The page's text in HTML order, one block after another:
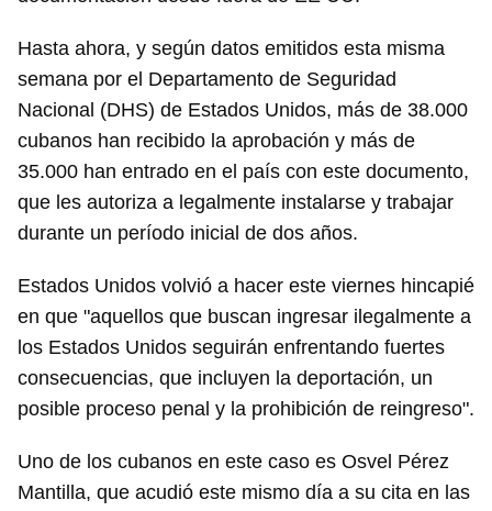
Hasta ahora, y según datos emitidos esta misma
semana por el Departamento de Seguridad
Nacional (DHS) de Estados Unidos, más de 38.000
cubanos han recibido la aprobación y más de
35.000 han entrado en el país con este documento,
que les autoriza a legalmente instalarse y trabajar
durante un período inicial de dos años.
Estados Unidos volvió a hacer este viernes hincapié
en que "aquellos que buscan ingresar ilegalmente a
los Estados Unidos seguirán enfrentando fuertes
consecuencias, que incluyen la deportación, un
posible proceso penal y la prohibición de reingreso".
Uno de los cubanos en este caso es Osvel Pérez
Mantilla, que acudió este mismo día a su cita en las